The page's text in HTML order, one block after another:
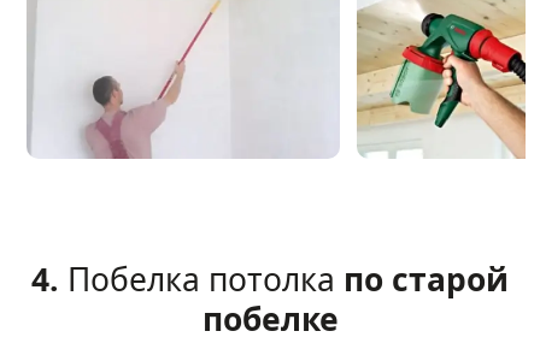
4. Побелка потолка по старой
побелке